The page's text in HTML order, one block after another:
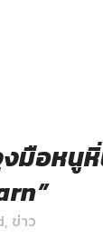
มือหนู
, ข่าว